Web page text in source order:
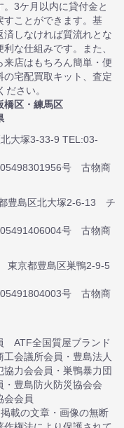
3ケ月以内に貸付金と
すことができます。基
しなければ質流れとな
な仕組みです。また、
店はもちろん簡単・便
宅配買取キット、査定
さい。
区・練馬区
大塚3-33-9 TEL:03-
号 古物商
豊島区北大塚2-6-13 チ
号 古物商
京都豊島区巣鴨2-9-5
号 古物商
ATF全国質屋ブランド
会議所会員・豊島法人
力会会員・巣鴨暴力団
豊島防火防災協会会
会会員
載の文章・画像の無断